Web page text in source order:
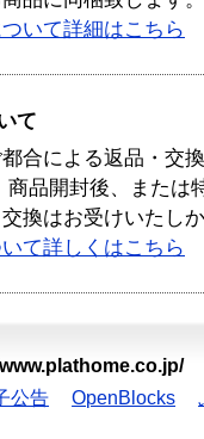
いて詳細はこちら
て
合による返品・交
商品開封後、または
換はお受けいたし
て詳しくはこちら
公告 OpenBlocks